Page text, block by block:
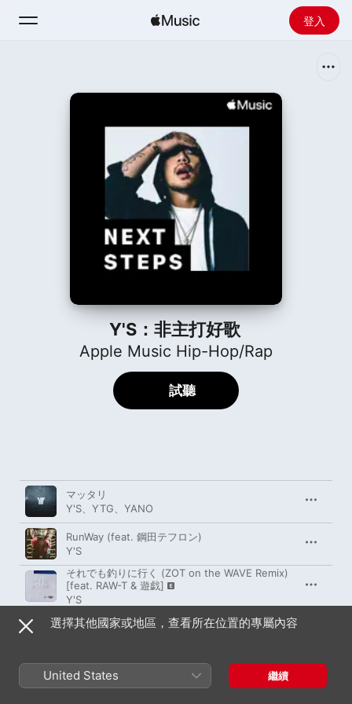
登入
安裝 Apple Music
Y'S：非主打好歌
Apple Music Hip-Hop/Rap
試聽
歌曲 時間
マッタリ
Y'S
YTG YANO
RunWay (feat. 鋼田テフロン)
Y'S
それでも釣りに行く (ZOT on the WAVE Remix)
[feat. RAW-T & 遊戯]
Y'S
M.U.D.A (feat. YOUNG HASTLE & KUTS DA
COYOTE)
Look@MyKicks
Y'S
選擇其他國家或地區，查看所在位置的專屬內容
United States 繼續